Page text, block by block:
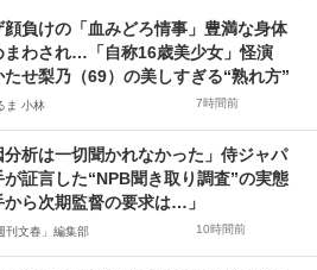
顔負けの「血みどろ情事」豊満な身体
まわされ…「自称16歳美少女」怪演
たせ梨乃（69）の美しすぎる“熟れ方”
ま 小林 7時間前
分析は一切聞かれなかった」侍ジャパ
が証言した“NPB聞き取り調査”の実態
から次期監督の要求は…」
刊文春」編集部 10時間前